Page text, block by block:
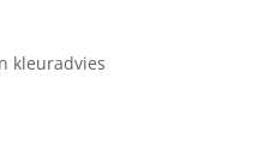
kleuradvies